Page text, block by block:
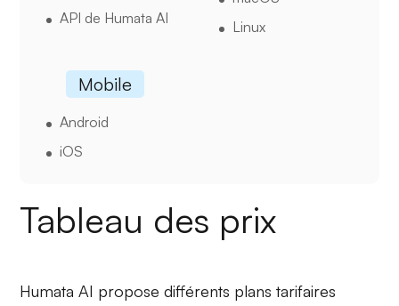
API de Humata AI
Linux
Mobile
Android
iOS
Tableau des prix
Humata AI propose différents plans tarifaires